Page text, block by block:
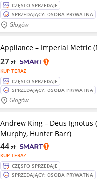
CZĘSTO SPRZEDAJE
SPRZEDAJĄCY: OSOBA PRYWATNA
Głogów
Appliance – Imperial Metric
KUP TERAZ
27zł
CZĘSTO SPRZEDAJE
SPRZEDAJĄCY: OSOBA PRYWATNA
Głogów
Andrew King – Deus Ignotus
Murphy, Hunter Barr)
KUP TERAZ
44zł
CZĘSTO SPRZEDAJE
SPRZEDAJĄCY: OSOBA PRYWATNA